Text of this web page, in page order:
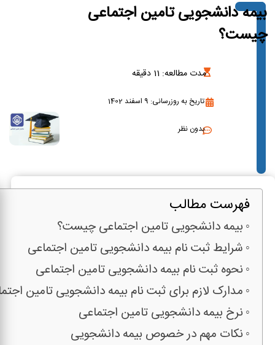
بیمه دانشجویی تامین اجتماعی
چیست؟
مدت مطالعه: 11 دقیقه
تاریخ به روزرسانی: 9 اسفند 1402
بدون نظر
فهرست مطالب
بیمه دانشجویی تامین اجتماعی چیست؟
شرایط ثبت نام بیمه دانشجویی تامین اجتماعی
نحوه ثبت نام بیمه دانشجویی تامین اجتماعی
مدارک لازم برای ثبت نام بیمه دانشجویی تامین
نرخ بیمه دانشجویی تامین اجتماعی
نکات مهم در خصوص بیمه دانشجویی